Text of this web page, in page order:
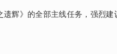
辉》的全部主线任务，强烈